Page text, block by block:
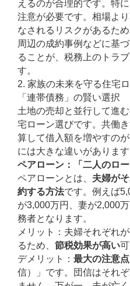
えるのが合理的です。特
注意が必要です。相場よ
なされるリスクがあるた
周辺の成約事例などに基
ることが、税務上のトラ
す。
2. 家族の未来を守る住宅
「連帯債務」の賢い選択
土地の売却と並行して進
宅ローン選びです。共働
算して借入額を増やすの
には大きな違いがあります
ペアローン：「二人のロ
ペアローンとは、 夫婦が
約する方法です。例えば
が3,000万円、妻が2,000
務者となります。
メリット：夫婦それぞれ
るため、節税効果が高い
デメリット：最大の注意
信）」です。団信はそれ